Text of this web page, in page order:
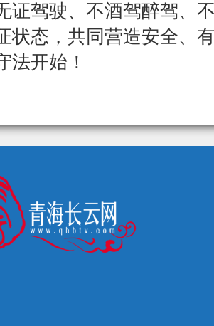
证驾驶、不酒驾醉驾、
状态，共同营造安全、
法开始！